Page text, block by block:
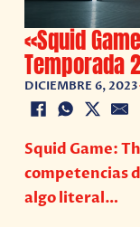
«Squid
Temporada 2
DICIEMBRE 6, 2023
Squid Game:
competencias
algo literal…